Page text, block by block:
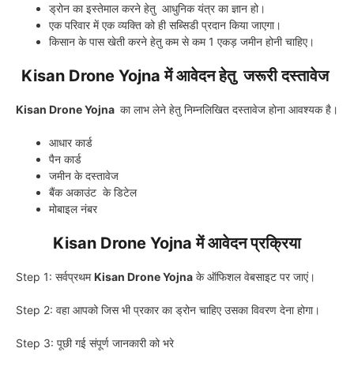
ड्रोन का इस्तेमाल करने हेतु आधुनिक यंत्र का ज्ञान हो।
एक परिवार में एक व्यक्ति को ही सब्सिडी प्रदान किया जाएगा।
किसान के पास खेती करने हेतु कम से कम 1 एकड़ जमीन होनी चाहिए।
Kisan Drone Yojna में आवेदन हेतु जरूरी दस्तावेज
Kisan Drone Yojna का लाभ लेने हेतु निम्नलिखित दस्तावेज होना आवश्यक है।
आधार कार्ड
पैन कार्ड
जमीन के दस्तावेज
बैंक अकाउंट के डिटेल
मोबाइल नंबर
Kisan Drone Yojna में आवेदन प्रक्रिया
Step 1: सर्वप्रथमKisan Drone Yojna के ऑफिशल वेबसाइट पर जाएं।
Step 2: वहा आपको जिस भी प्रकार का ड्रोन चाहिए उसका विवरण देना होगा।
Step 3: पूछी गई संपूर्ण जानकारी को भरे